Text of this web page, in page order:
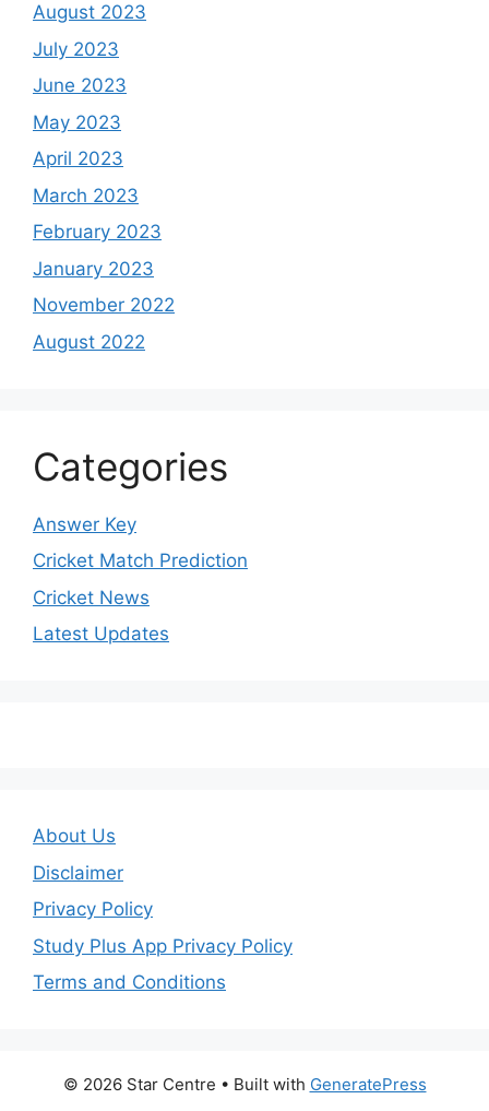
August 2023
July 2023
June 2023
May 2023
April 2023
March 2023
February 2023
January 2023
November 2022
August 2022
Categories
Answer Key
Cricket Match Prediction
Cricket News
Latest Updates
About Us
Disclaimer
Privacy Policy
Study Plus App Privacy Policy
Terms and Conditions
© 2026 Star Centre • Built with GeneratePress